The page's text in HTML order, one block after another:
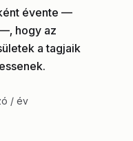
évente —
hogy az
a tagjaik
/ év